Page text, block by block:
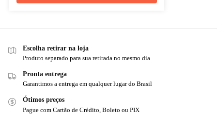
Escolha retirar na loja
Produto separado para sua retirada no mesmo dia
Pronta entrega
Garantimos a entrega em qualquer lugar do Brasil
Ótimos preços
Pague com Cartão de Crédito, Boleto ou PIX